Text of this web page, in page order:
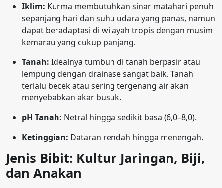
Iklim: Kurma membutuhkan sinar matahari penuh
sepanjang hari dan suhu udara yang panas, namun
dapat beradaptasi di wilayah tropis dengan musim
kemarau yang cukup panjang.
Tanah: Idealnya tumbuh di tanah berpasir atau
lempung dengan drainase sangat baik. Tanah
terlalu becek atau sering tergenang air akan
menyebabkan akar busuk.
pH Tanah: Netral hingga sedikit basa (6,0–8,0).
Ketinggian: Dataran rendah hingga menengah.
Jenis Bibit: Kultur Jaringan, Biji,
dan Anakan